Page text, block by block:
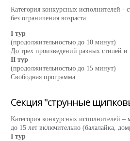
Категория конкурсных исполнителей -
без ограничения возраста
I тур
(продолжительностью до 10 минут)
До трех произведений разных стилей и
II тур
(продолжительностью до 15 минут)
Свободная программа
Секция "струнные
Категория конкурсных исполнителей –
до 15 лет включительно (балалайка,
I тур